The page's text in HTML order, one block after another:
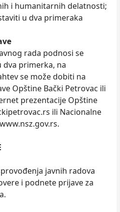
i humanitarnih delatnosti;
u dva primeraka
rada podnosi se
dva primerka, na
se može dobiti na
Opštine Bački Petrovac ili
prezentacije Opštine
ili Nacionalne
javnih radova
i podnete prijave za